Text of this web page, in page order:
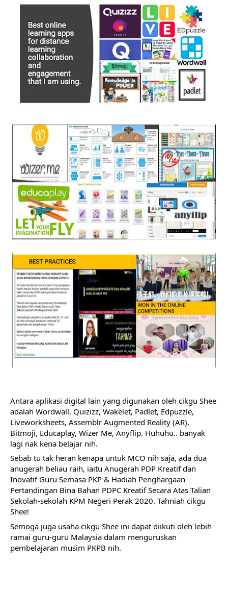
Antara aplikasi digital lain yang digunakan oleh cikgu Shee
adalah Wordwall, Quizizz, Wakelet, Padlet, Edpuzzle,
Liveworksheets, Assemblr Augmented Reality (AR),
Bitmoji, Educaplay, Wizer Me, Anyflip. Huhuhu.. banyak
lagi nak kena belajar nih.
Sebab tu tak heran kenapa untuk MCO nih saja, ada dua
anugerah beliau raih, iaitu Anugerah PDP Kreatif dan
Inovatif Guru Semasa PKP & Hadiah Penghargaan
Pertandingan Bina Bahan PDPC Kreatif Secara Atas Talian
Sekolah-sekolah KPM Negeri Perak 2020. Tahniah cikgu
Shee!
Semoga juga usaha cikgu Shee ini dapat diikuti oleh lebih
ramai guru-guru Malaysia dalam menguruskan
pembelajaran musim PKPB nih.